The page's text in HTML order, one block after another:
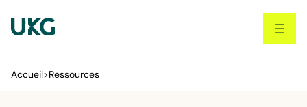
main
Accueil>Ressources